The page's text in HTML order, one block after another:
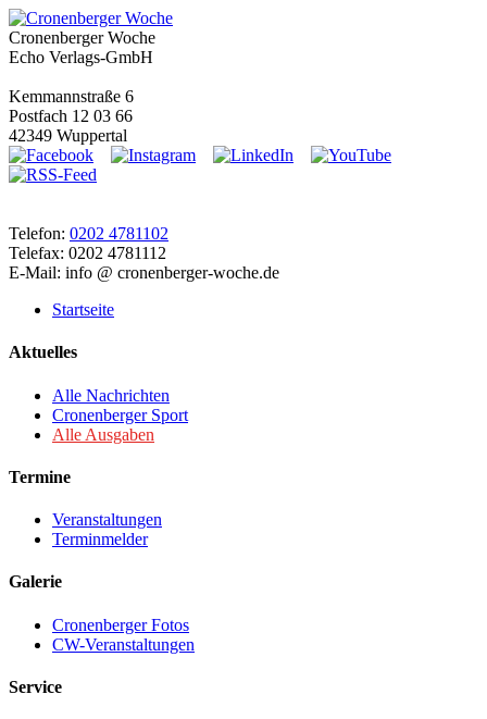
Cronenberger Woche
Echo Verlags-GmbH
Kemmannstraße 6
Postfach 12 03 66
42349 Wuppertal
Telefon: 0202 4781102
Telefax: 0202 4781112
E-Mail: info @ cronenberger-woche.de
Startseite
Aktuelles
Alle Nachrichten
Cronenberger Sport
Alle Ausgaben
Termine
Veranstaltungen
Terminmelder
Galerie
Cronenberger Fotos
CW-Veranstaltungen
Service